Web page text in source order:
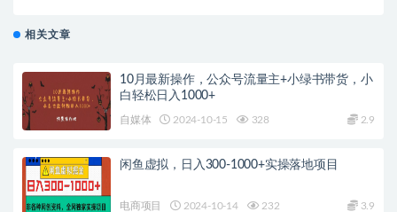
相关文章
10月最新操作，公众号流量主+小绿书带货，小
白轻松日入1000+
自媒体 2024-10-15 328 2.9
闲鱼虚拟，日入300-1000+实操落地项目
电商项目 2024-10-14 232 3.9